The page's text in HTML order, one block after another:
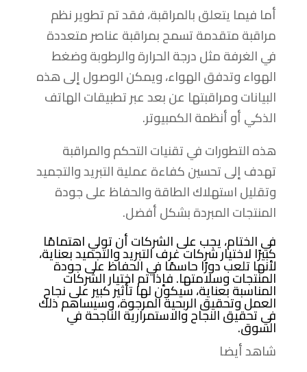
أما فيما يتعلق بالمراقبة، فقد تم تطوير نظم
مراقبة متقدمة تسمح بمراقبة عناصر متعددة
في الغرفة مثل درجة الحرارة والرطوبة وضغط
الهواء وتدفق الهواء، ويمكن الوصول إلى هذه
البيانات ومراقبتها عن بعد عبر تطبيقات الهاتف
الذكي أو أنظمة الكمبيوتر.
هذه التطورات في تقنيات التحكم والمراقبة
تهدف إلى تحسين كفاءة عملية التبريد والتجميد
وتقليل استهلاك الطاقة والحفاظ على جودة
المنتجات المبردة بشكل أفضل.
في الختام، يجب على الشركات أن تولي اهتمامًا
كبيرًا لاختيار شركات غرف التبريد والتجميد بعناية،
لأنها تلعب دورًا حاسمًا في الحفاظ على جودة
المنتجات وسلامتها. فإذا تم اختيار الشركات
المناسبة بعناية، سيكون لها تأثير كبير على نجاح
العمل وتحقيق الربحية المرجوة، وسيساهم ذلك
في تحقيق النجاح والاستمرارية الناجحة في
السوق.
شاهد أيضا